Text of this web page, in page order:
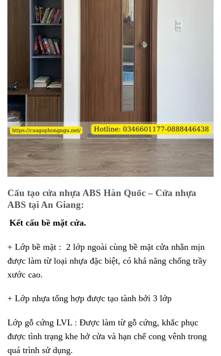
Cấu tạo cửa nhựa ABS Hàn Quốc – Cửa nhựa
ABS tại An Giang:
Kết cấu bề mặt cửa.
+ Lớp bề mặt : 2 lớp ngoài cùng bề mặt cửa nhẵn mịn
được làm từ loại nhựa đặc biệt, có khả năng chống trầy
xước cao.
+ Lớp nhựa tổng hợp được tạo tành bởi 3 lớp
Lớp gỗ cứng LVL : Được làm từ gỗ cứng, khắc phục
được tình trạng khe hở cửa và hạn chế cong vênh trong
quá trình sử dụng.